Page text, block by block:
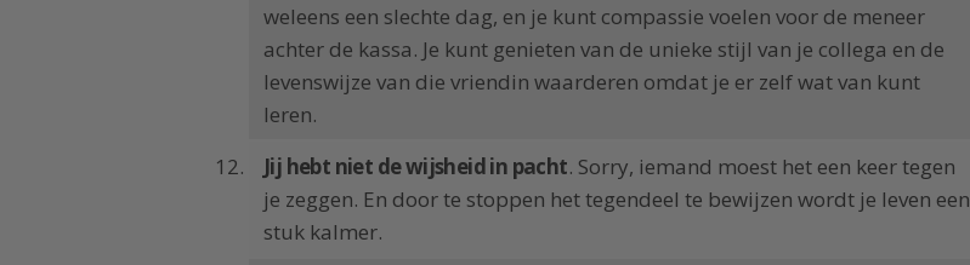
weleens een slechte dag, en je kunt compassie voelen voor de meneer
achter de kassa. Je kunt genieten van de unieke stijl van je collega en de
levenswijze van die vriendin waarderen omdat je er zelf wat van kunt
leren.
Jij hebt niet de wijsheid in pacht. Sorry, iemand moest het een keer tegen
je zeggen. En door te stoppen het tegendeel te bewijzen wordt je leven een
stuk kalmer.